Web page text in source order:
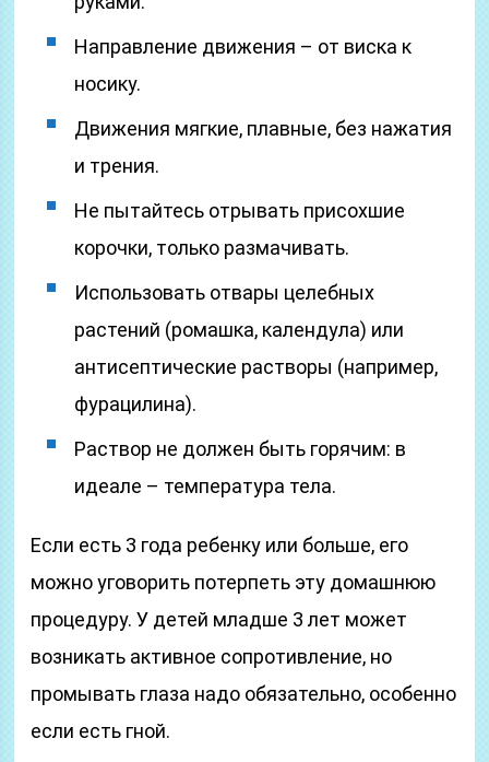
Направление движения – от виска к
носику.
Движения мягкие, плавные, без нажатия
и трения.
Не пытайтесь отрывать присохшие
корочки, только размачивать.
Использовать отвары целебных
растений (ромашка, календула) или
антисептические растворы (например,
фурацилина).
Раствор не должен быть горячим: в
идеале – температура тела.
Если есть 3 года ребенку или больше, его
можно уговорить потерпеть эту домашнюю
процедуру. У детей младше 3 лет может
возникать активное сопротивление, но
промывать глаза надо обязательно, особенно
если есть гной.